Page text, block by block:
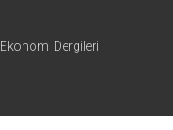
Ekonomi Dergileri